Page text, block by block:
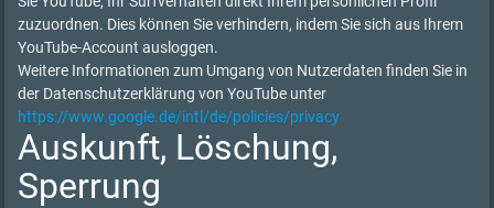
zuzuordnen. Dies können Sie verhindern, indem Sie sich aus Ihrem
YouTube-Account ausloggen.
Weitere Informationen zum Umgang von Nutzerdaten finden Sie in
der Datenschutzerklärung von YouTube unter
https://www.google.de/intl/de/policies/privacy
Auskunft, Löschung,
Sperrung